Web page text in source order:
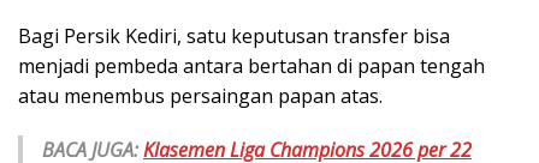
Bagi Persik Kediri, satu keputusan transfer bisa
menjadi pembeda antara bertahan di papan tengah
atau menembus persaingan papan atas.
BACA JUGA:Klasemen Liga Champions 2026 per 22